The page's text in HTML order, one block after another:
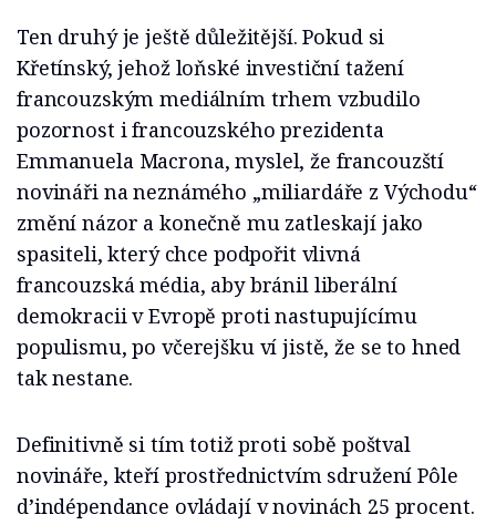
Ten druhý je ještě důležitější. Pokud si
Křetínský, jehož loňské investiční tažení
francouzským mediálním trhem vzbudilo
pozornost i francouzského prezidenta
Emmanuela Macrona, myslel, že francouzští
novináři na neznámého „miliardáře z Východu“
změní názor a konečně mu zatleskají jako
spasiteli, který chce podpořit vlivná
francouzská média, aby bránil liberální
demokracii v Evropě proti nastupujícímu
populismu, po včerejšku ví jistě, že se to hned
tak nestane.
Definitivně si tím totiž proti sobě poštval
novináře, kteří prostřednictvím sdružení Pôle
d’indépendance ovládají v novinách 25 procent.